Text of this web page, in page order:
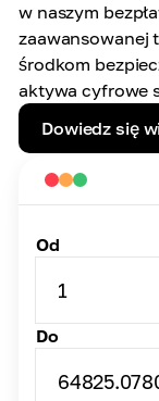
w naszym
zaawansowanej
środkom
aktywa cyfrowe
Dowiedz się
Od
1
Do